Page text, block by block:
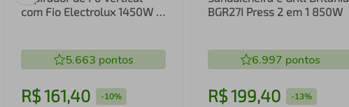
com Fio Electrolux 1450W 2
5.663 pontos
R$161,40 -10%
BGR27I Press 2 em 1 850W
6.997 pontos
R$199,40 -13%